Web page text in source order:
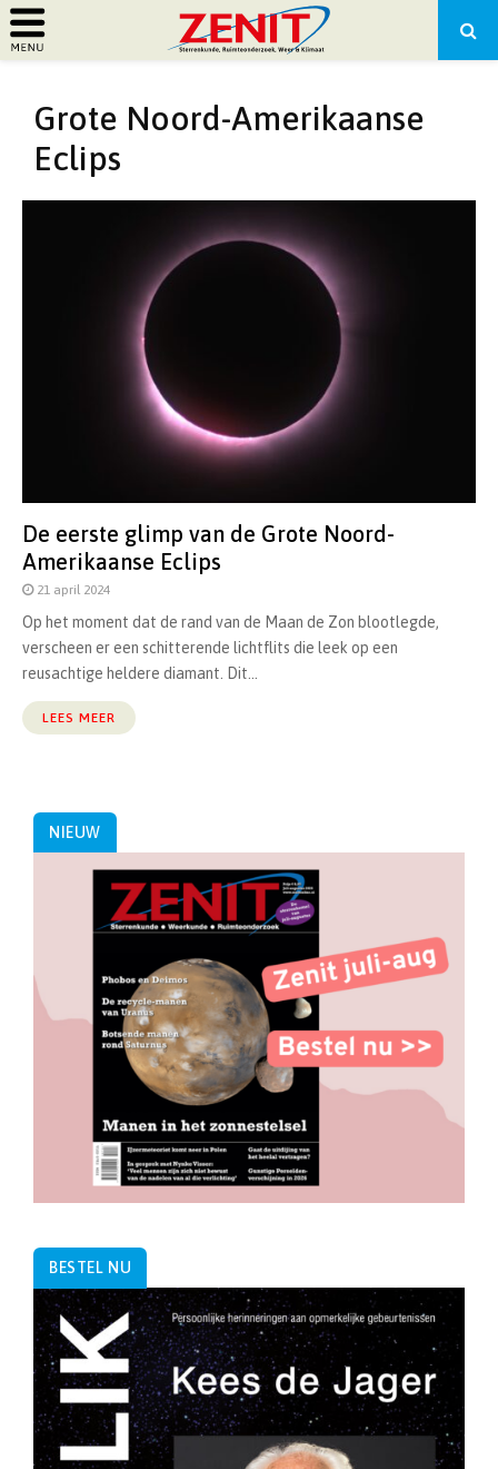
PRIMARY
MENU
Grote Noord-Amerikaanse
Eclips
De eerste glimp van de Grote Noord-
Amerikaanse Eclips
21 april 2024
Op het moment dat de rand van de Maan de Zon blootlegde,
verscheen er een schitterende lichtflits die leek op een
reusachtige heldere diamant. Dit...
LEES MEER
NIEUW
BESTEL NU